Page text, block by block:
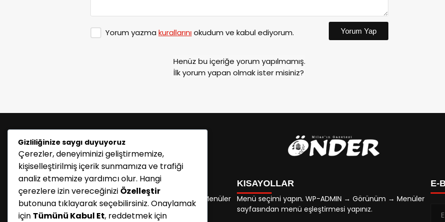
Yorum yazma kurallarınıokudum ve kabul ediyorum. Yorum Yap
Henüz bu içeriğe yorum yapılmamış.
İlk yorum yapan olmak ister misiniz?
KATEGORİLER
Menü seçimi yapın. WP-ADMIN → Görünüm → Menüler
sayfasından menü eşleştirmesi yapınız.
KISAYOLLAR
Menü seçimi yapın. WP-ADMIN → Görünüm → Menüler
sayfasından menü eşleştirmesi yapınız.
E-
Gizliliğinize saygı duyuyoruz
Çerezler, deneyiminizi geliştirmemize,
kişiselleştirilmiş içerik sunmamıza ve trafiği
analiz etmemize yardımcı olur. Hangi
çerezlere izin vereceğinizi Özelleştir
butonuna tıklayarak seçebilirsiniz. Onaylamak
için Tümünü Kabul Et, reddetmek için